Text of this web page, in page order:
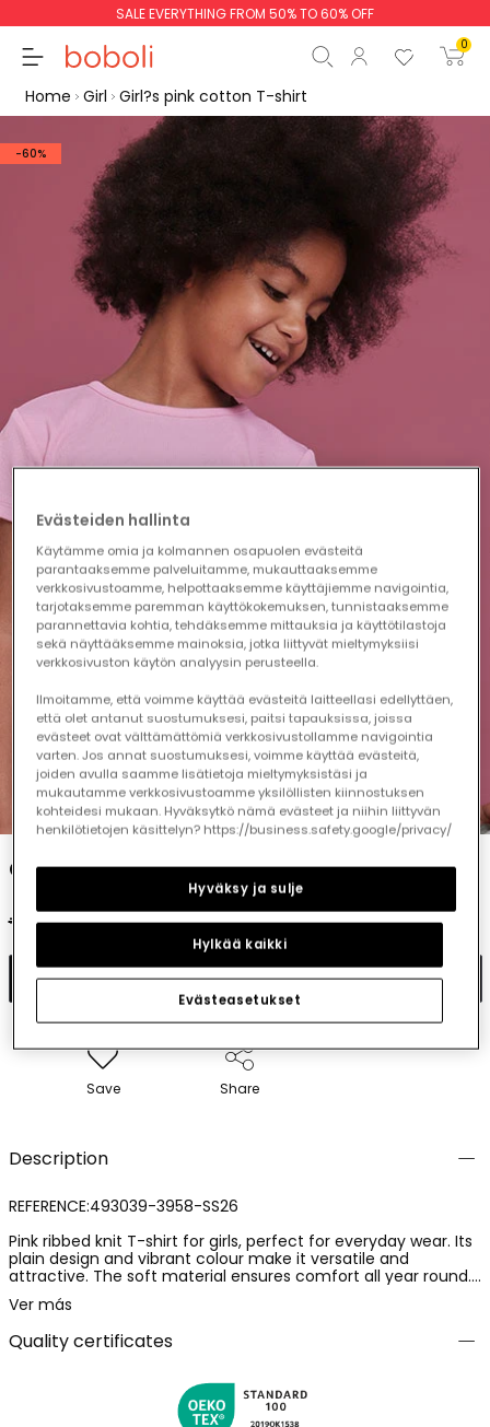
SALE EVERYTHING FROM 50% TO 60% OFF
0
€0.00
€0.00
Continue Start order
Home Girl Girl?s pink cotton T-shirt
-60%
1 2 3 4 5
Girl?s pink cotton T-shirt
€15.95 €7.95 €6.35
Add to cart
Save Share
Description
REFERENCE:493039-3958-SS26
Pink ribbed knit T-shirt for girls, perfect for everyday wear. Its
plain design and vibrant colour make it versatile and
attractive. The soft material ensures comfort all year round.
Ideal for girls aged from 12 months to 14 years,
accommodating their growth. With a classic round neck and
short sleeves, it is perfect for pairing with skirts or trousers in
warm weather. An essential wardrobe piece, bringing a touch
Ver más
Quality certificates
Evästeiden hallinta
Käytämme omia ja kolmannen osapuolen evästeitä
parantaaksemme palveluitamme, mukauttaaksemme
verkkosivustoamme, helpottaaksemme käyttäjiemme navigointia,
tarjotaksemme paremman käyttökokemuksen, tunnistaaksemme
parannettavia kohtia, tehdäksemme mittauksia ja käyttötilastoja
sekä näyttääksemme mainoksia, jotka liittyvät mieltymyksiisi
verkkosivuston käytön analyysin perusteella.
Ilmoitamme, että voimme käyttää evästeitä laitteellasi edellyttäen,
että olet antanut suostumuksesi, paitsi tapauksissa, joissa
evästeet ovat välttämättömiä verkkosivustollamme navigointia
varten. Jos annat suostumuksesi, voimme käyttää evästeitä,
joiden avulla saamme lisätietoja mieltymyksistäsi ja
mukautamme verkkosivustoamme yksilöllisten kiinnostuksen
kohteidesi mukaan. Hyväksytkö nämä evästeet ja niihin liittyvän
henkilötietojen käsittelyn? https://business.safety.google/privacy/
Evästeasetukset
Hylkää kaikki
Hyväksy ja sulje